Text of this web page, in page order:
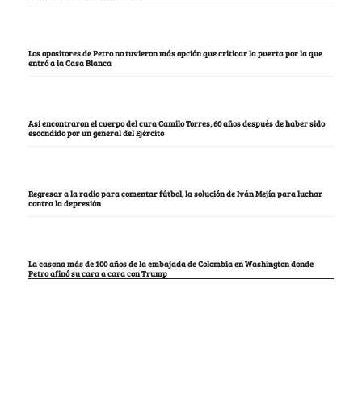
Los opositores de Petro no tuvieron más opción que criticar la puerta por la que
entró a la Casa Blanca
Así encontraron el cuerpo del cura Camilo Torres, 60 años después de haber sido
escondido por un general del Ejército
Regresar a la radio para comentar fútbol, la solución de Iván Mejía para luchar
contra la depresión
La casona más de 100 años de la embajada de Colombia en Washington donde
Petro afinó su cara a cara con Trump